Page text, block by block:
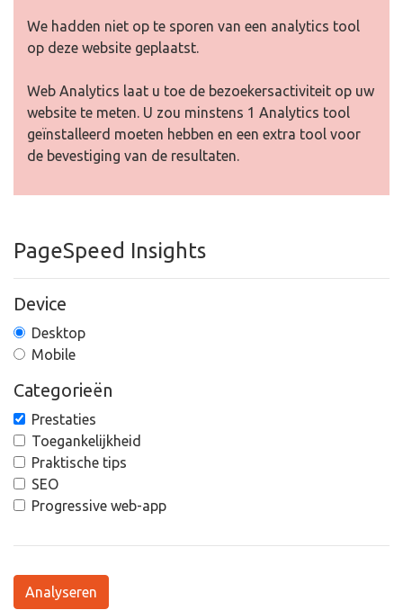
We hadden niet op te sporen van een analytics tool
op deze website geplaatst.
Web Analytics laat u toe de bezoekersactiviteit op uw
website te meten. U zou minstens 1 Analytics tool
geïnstalleerd moeten hebben en een extra tool voor
de bevestiging van de resultaten.
PageSpeed Insights
Device
Desktop
Mobile
Categorieën
Prestaties
Toegankelijkheid
Praktische tips
SEO
Progressive web-app
Analyseren